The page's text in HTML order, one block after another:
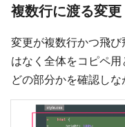
複数行に渡る変更
変更が複数行かつ飛
はなく全体をコピペ
どの部分かを確認しな